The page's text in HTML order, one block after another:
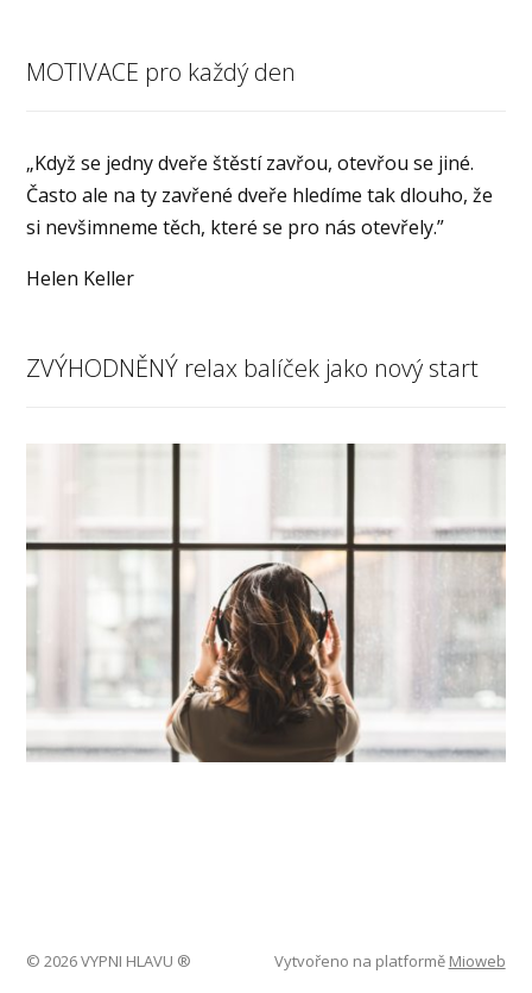
MOTIVACE pro každý den
„Když se jedny dveře štěstí zavřou, otevřou se jiné.
Často ale na ty zavřené dveře hledíme tak dlouho, že
si nevšimneme těch, které se pro nás otevřely.”
Helen Keller
ZVÝHODNĚNÝ relax balíček jako nový start
© 2026 VYPNI HLAVU ® Vytvořeno na platformě Mioweb